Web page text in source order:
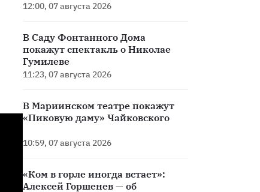
12:00, 07 августа 2026
В Саду Фонтанного Дома
покажут спектакль о Николае
Гумилеве
11:23, 07 августа 2026
В Мариинском театре покажут
«Пиковую даму» Чайковского
10:59, 07 августа 2026
«Ком в горле иногда встает»:
Алексей Горшенев — об